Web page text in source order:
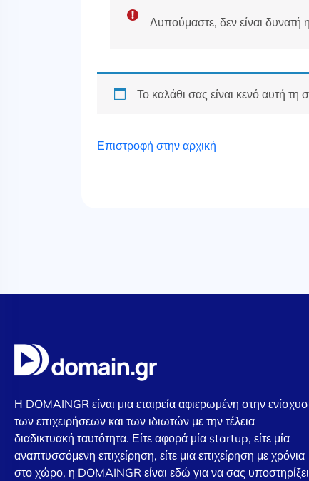
Λυπούμαστε, δεν είναι δυνατή
Το καλάθι σας είναι κενό αυτή τη
Επιστροφή στην αρχική
Η DOMAINGR είναι μια εταιρεία αφιερωμένη στην
των επιχειρήσεων και των ιδιωτών με την τέλεια
διαδικτυακή ταυτότητα. Είτε αφορά μία startup, είτε μία
αναπτυσσόμενη επιχείρηση, είτε μια επιχείρηση με χρόνια
στο χώρο, η DOMAINGR είναι εδώ για να σας υποστηρίξει